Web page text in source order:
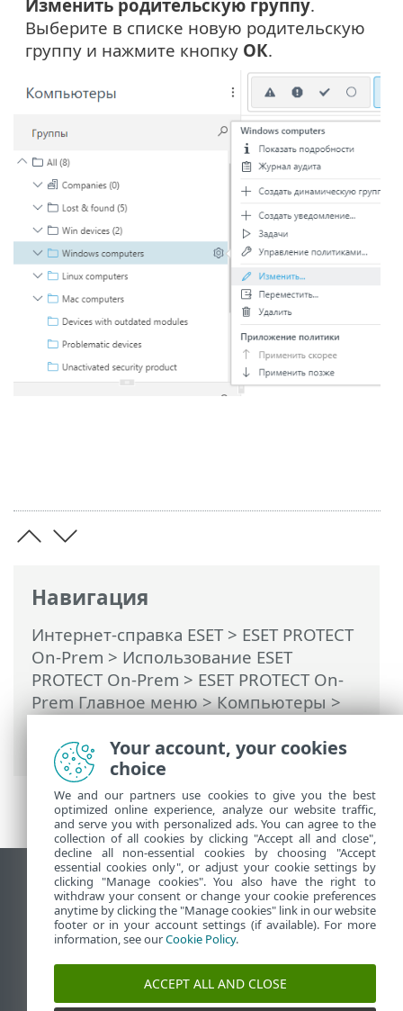
Навигация
Интернет-справка ESET> ESET PROTECT
On-Prem > Использование ESET
PROTECT On-Prem > ESET PROTECT On-
Prem Главное меню>Компьютеры>
или динамической группы
Изменить родительскую группу.
Выберите в списке новую родительскую
группу и нажмите кнопку ОК.
Использовать сайт для ПК
End of Life
База знаний ESET
ESET Status Portal
Региональная поддержка
Your account, your cookies
choice
We and our partners use cookies to give you the best
optimized online experience, analyze our website traffic,
and serve you with personalized ads. You can agree to the
collection of all cookies by clicking "Accept all and close",
decline all non-essential cookies by choosing "Accept
essential cookies only", or adjust your cookie settings by
clicking "Manage cookies". You also have the right to
withdraw your consent or change your cookie preferences
anytime by clicking the "Manage cookies" link in our website
footer or in your account settings (if available). For more
information, see ourCookie Policy.
ACCEPT ALL AND CLOSE